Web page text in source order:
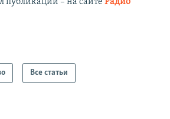
Все статьи